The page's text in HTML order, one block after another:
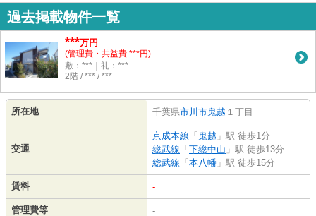
過去掲載物件一覧
***万円
(管理費・共益費 ***円)
敷：***｜礼：***
2階 / *** / ***
所在地 千葉県市川市鬼越 １丁目
交通
京成本線 「 鬼越 」駅 徒歩1分
総武線 「 下総中山 」駅 徒歩13分
総武線 「 本八幡 」駅 徒歩15分
賃料 -
管理費等 -